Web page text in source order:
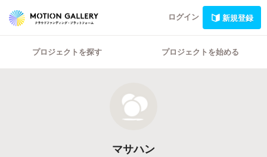
ログイン 新規登録
プロジェクトを探す プロジェクトを始める
マサハン